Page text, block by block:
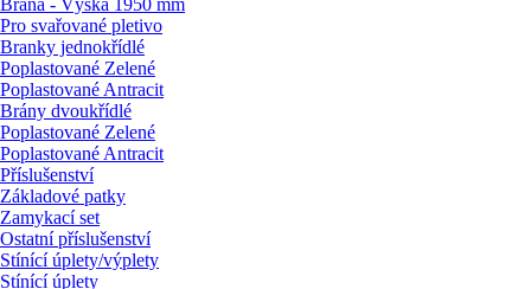
Brána - Výška 1950 mm
Pro svařované pletivo
Branky jednokřídlé
Poplastované Zelené
Poplastované Antracit
Brány dvoukřídlé
Poplastované Zelené
Poplastované Antracit
Příslušenství
Základové patky
Zamykací set
Ostatní příslušenství
Stínící úplety/výplety
Stínící úplety